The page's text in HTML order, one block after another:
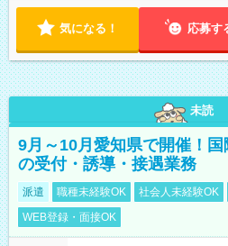
気になる！ 応募す
未読
9月～10月愛知県で開催！
の受付・誘導・接遇業務
派遣 職種未経験OK 社会人未経験OK
WEB登録・面接OK